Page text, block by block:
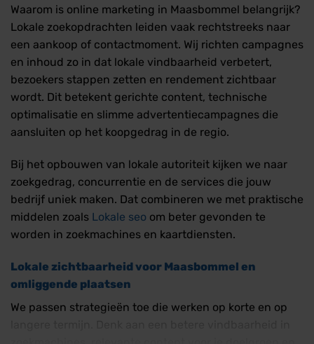
Waarom is online marketing in Maasbommel belangrijk?
Lokale zoekopdrachten leiden vaak rechtstreeks naar
een aankoop of contactmoment. Wij richten campagnes
en inhoud zo in dat lokale vindbaarheid verbetert,
bezoekers stappen zetten en rendement zichtbaar
wordt. Dit betekent gerichte content, technische
optimalisatie en slimme advertentiecampagnes die
aansluiten op het koopgedrag in de regio.
Bij het opbouwen van lokale autoriteit kijken we naar
zoekgedrag, concurrentie en de services die jouw
bedrijf uniek maken. Dat combineren we met praktische
middelen zoals Lokale seo om beter gevonden te
worden in zoekmachines en kaartdiensten.
Lokale zichtbaarheid voor Maasbommel en
omliggende plaatsen
We passen strategieën toe die werken op korte en op